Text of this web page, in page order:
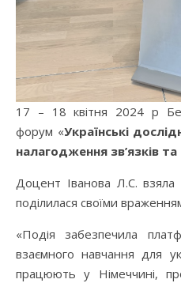
17 – 18 квітня 2024 р
форум «Українські
налагодження зв’язків
Доцент Іванова Л.С.
поділилася своїми
«Подія забезпечила
взаємного навчання для
працюють у Німеччині,